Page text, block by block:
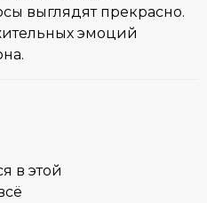
выглядят прекрасно.
эмоций
в этой